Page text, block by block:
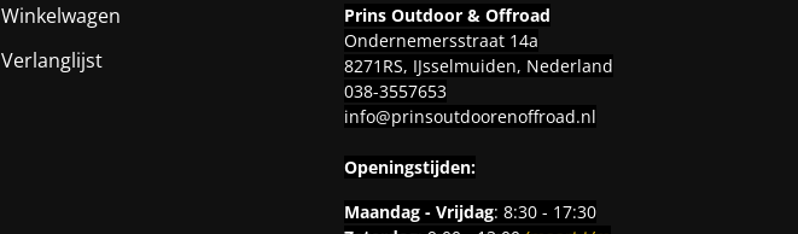
Winkelwagen
Verlanglijst
Prins Outdoor & Offroad
Ondernemersstraat 14a
8271RS, IJsselmuiden, Nederland
038-3557653
info@prinsoutdoorenoffroad.nl
Openingstijden:
Maandag - Vrijdag: 8:30 - 17:30